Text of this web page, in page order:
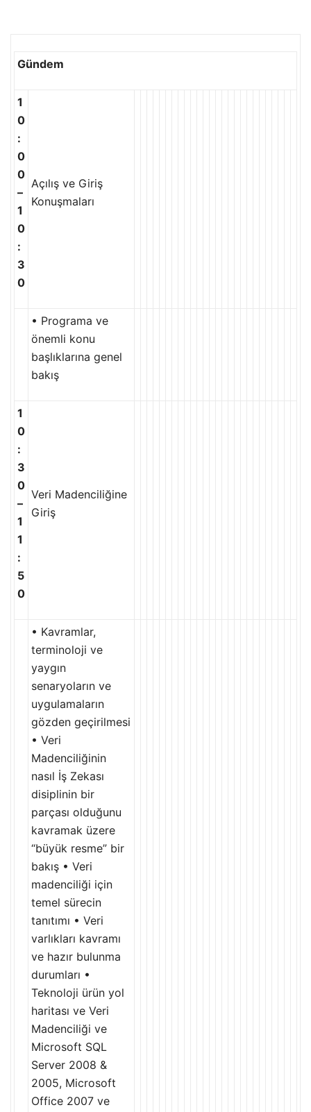
Gündem
1
0
:
0
0
–
1
0
:
3
0
Açılış ve Giriş
Konuşmaları
• Programa ve
önemli konu
başlıklarına genel
bakış
1
0
:
3
0
–
1
1
:
5
0
Veri Madenciliğine
Giriş
• Kavramlar,
terminoloji ve
yaygın
senaryoların ve
uygulamaların
gözden geçirilmesi
• Veri
Madenciliğinin
nasıl İş Zekası
disiplinin bir
parçası olduğunu
kavramak üzere
“büyük resme” bir
bakış • Veri
madenciliği için
temel sürecin
tanıtımı • Veri
varlıkları kavramı
ve hazır bulunma
durumları •
Teknoloji ürün yol
haritası ve Veri
Madenciliği ve
Microsoft SQL
Server 2008 &
2005, Microsoft
Office 2007 ve